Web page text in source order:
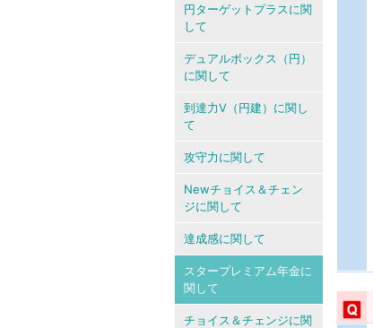
円ターゲットプラスに関
して
デュアルボックス（円）
に関して
到達力V（円建）に関し
て
攻守力に関して
Newチョイス＆チェン
ジに関して
達成感に関して
スタープレミアム年金に
関して
チョイス＆チェンジに関